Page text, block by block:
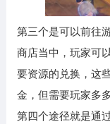
第三个是可以前往
商店当中，玩家可
要资源的兑换，这
金，但需要玩家多
第四个途径就是通